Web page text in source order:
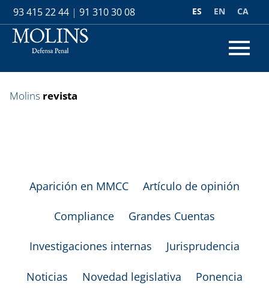
93 415 22 44 | 91 310 30 08 CA
EN
ES
Molins revista
Aparición en MMCC Artículo de opinión
Compliance Grandes Cuentas
Investigaciones internas Jurisprudencia
Noticias Novedad legislativa Ponencia